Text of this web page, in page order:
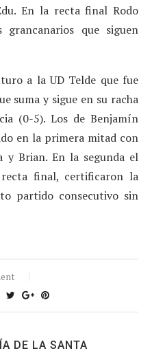
En la recta final Rodo
que siguen
a la UD Telde que fue
suma y sigue en su racha
(0-5). Los de Benjamín
en la primera mitad con
y Brian. En la segunda el
final, certificaron la
partido consecutivo sin
DE LA SANTA